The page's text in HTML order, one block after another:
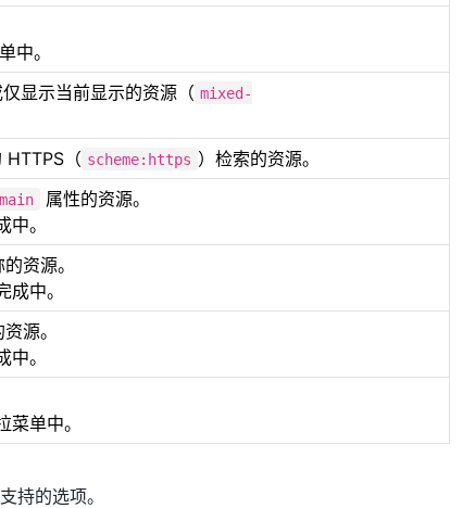
中。
显示当前显示的资源（ mixed-
HTTPS（ scheme:https ）检索的资源。
属性的资源。
。
资源。
中。
源。
。
单中。
持的选项。